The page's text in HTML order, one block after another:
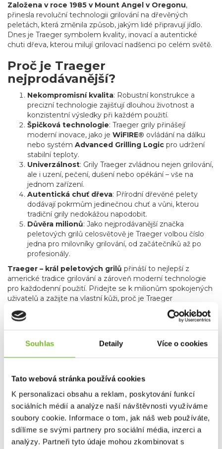
Souhlas Detaily Více o cookies
Tato webová stránka používá cookies
K personalizaci obsahu a reklam, poskytování funkcí
sociálních médií a analýze naší návštěvnosti využíváme
soubory cookie. Informace o tom, jak náš web používáte,
sdílíme se svými partnery pro sociální média, inzerci a
analýzy. Partneři tyto údaje mohou zkombinovat s
Založena v roce 1985 v Mount Angel v Oregonu,
přinesla revoluční technologii grilování na dřevěných
peletách, která změnila způsob, jakým lidé připravují jídlo.
Dnes je Traeger symbolem kvality, inovací a autentické
chuti dřeva, kterou milují grilovací nadšenci po celém světě.
Proč je Traeger
nejprodávanější?
Nekompromisní kvalita: Robustní konstrukce a
precizní technologie zajišťují dlouhou životnost a
konzistentní výsledky při každém použití.
Špičková technologie: Traeger grily přinášejí
moderní inovace, jako je WiFIRE® ovládání na dálku
nebo systém Advanced Grilling Logic pro udržení
stabilní teploty.
Univerzálnost: Grily Traeger zvládnou nejen grilování,
ale i uzení, pečení, dušení nebo opékání – vše na
jednom zařízení.
Autentická chuť dřeva: Přírodní dřevěné pelety
dodávají pokrmům jedinečnou chuť a vůni, kterou
tradiční grily nedokážou napodobit.
Důvěra milionů: Jako nejprodávanější značka
peletových grilů celosvětově je Traeger volbou číslo
jedna pro milovníky grilování, od začátečníků až po
profesionály.
Traeger – král peletových grilů přináší to nejlepší z
americké tradice grilování a zároveň moderní technologie
pro každodenní použití. Přidejte se k milionům spokojených
uživatelů a zažijte na vlastní kůži, proč je Traeger
celosvětovým lídrem.
Grilujte s Traegerem a buďte
součástí globální komunity grilovacích nadšenců!🌍🔥
WELCOME TO